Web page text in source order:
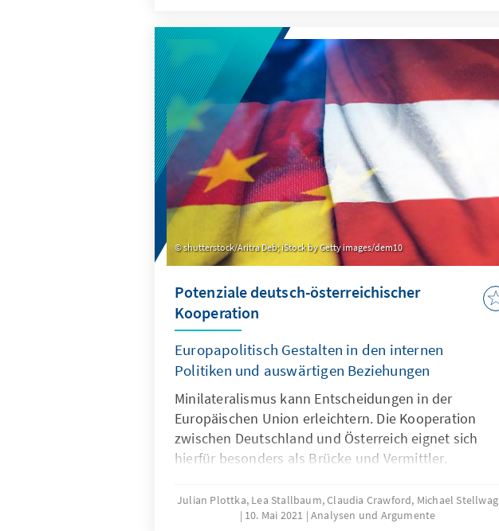
die Reaktion auf die deutschen Leitlinien. Weiterhin
gibt es Politikempfehlungen, wie die Kooperation
zwischen Deutschland und Indien im Indo-Pazifik
verstärkt werden kann.
shutterstock/Aritra Deb; iStock by Getty images/dem10
Potenziale deutsch-österreichischer
Kooperation
Europapolitisch Gestalten in den internen
Politiken und auswärtigen Beziehungen
Minilateralismus kann Entscheidungen in der
Europäischen Union erleichtern. Die Kooperation
zwischen Deutschland und Österreich eignet sich
hierfür besonders als Brücke und Vermittler.
Julian Plottka, Lea Stallbaum, Claudia Crawford, Michael Stellwag
10. Mai 2021
Analysen und Argumente